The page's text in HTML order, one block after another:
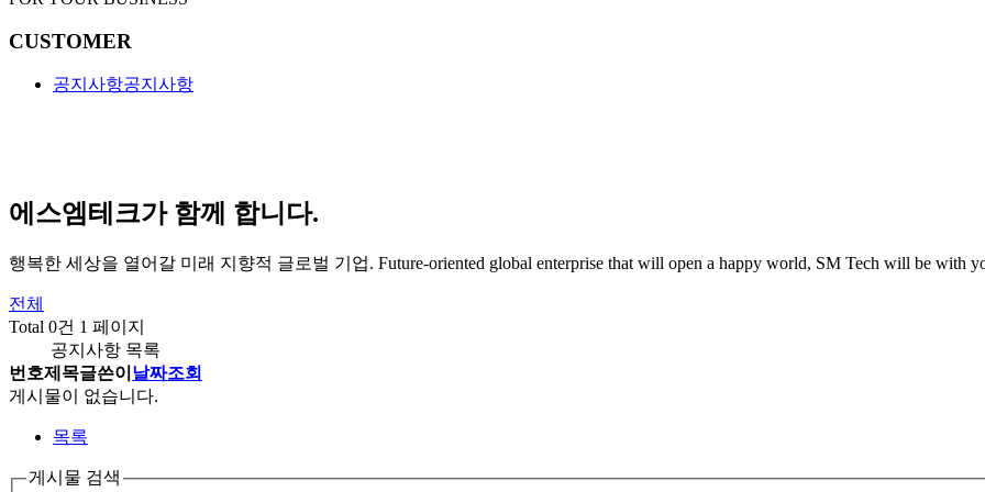
CUSTOMER
공지사항공지사항
에스엠테크가 함께 합니다.
행복한 세상을 열어갈 미래 지향적 글로벌 기업. Future-oriented global enterprise that will open a happy world, SM Tech will be with
전체
Total 0건 1 페이지
공지사항 목록
번호제목글쓴이 날짜조회
게시물이 없습니다.
목록
게시물 검색